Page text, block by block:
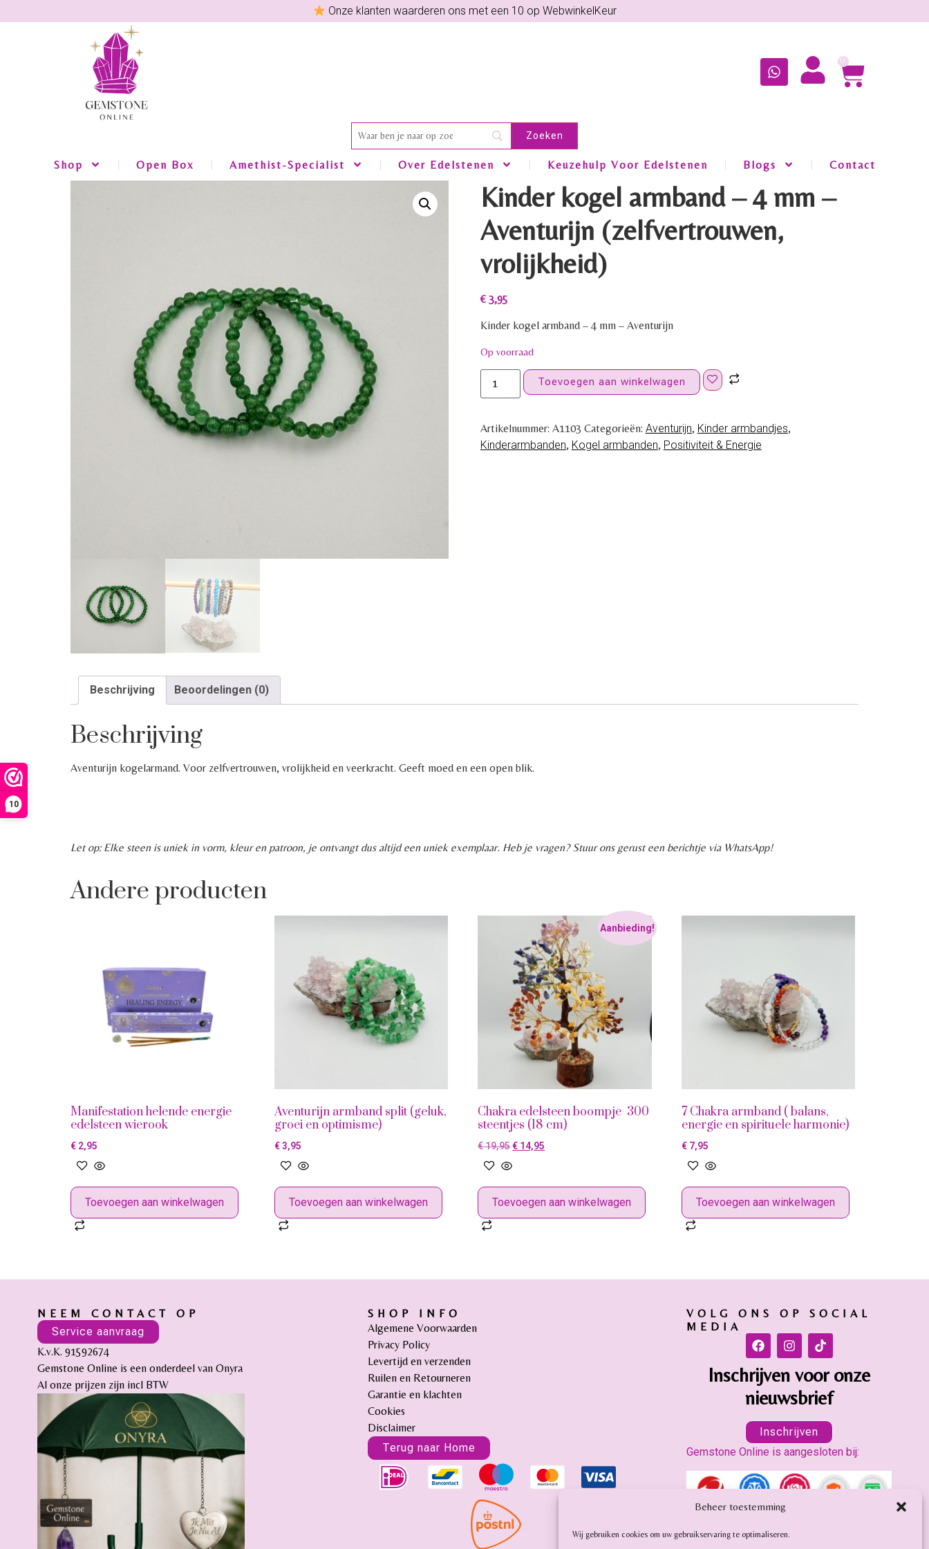
10
Beheer toestemming
Wij gebruiken cookies om uw gebruikservaring te optimaliseren.
Onze klanten waarderen ons met een 10 op WebwinkelKeur
0
Shop Open Box Amethist-Specialist Over Edelstenen Keuzehulp Voor Edelstenen Blogs Contact
Kinder kogel armband – 4 mm –
Aventurijn (zelfvertrouwen,
vrolijkheid)
€3,95
Kinder kogel armband – 4 mm – Aventurijn
Op voorraad
Toevoegen aan winkelwagen
Artikelnummer: A1103 Categorieën: Aventurijn, Kinder armbandjes,
Kinderarmbanden, Kogel armbanden, Positiviteit & Energie
Beschrijving Beoordelingen (0)
Beschrijving
Aventurijn kogelarmand. Voor zelfvertrouwen, vrolijkheid en veerkracht. Geeft moed en een open blik.
Let op: Elke steen is uniek in vorm, kleur en patroon, je ontvangt dus altijd een uniek exemplaar. Heb je vragen? Stuur ons gerust een berichtje via WhatsApp!
Andere producten
Manifestation helende energie
edelsteen wierook
€ 2,95
Toevoegen aan winkelwagen
Aventurijn armband split (geluk,
groei en optimisme)
€3,95
Toevoegen aan winkelwagen
Aanbieding!
Chakra edelsteen boompje 300
steentjes (18 cm)
€19,95€ 14,95
Toevoegen aan winkelwagen
7 Chakra armband ( balans,
energie en spirituele harmonie)
€ 7,95
Toevoegen aan winkelwagen
NEEM CONTACT OP
Service aanvraag
K.v.K. 91592674
Gemstone Online is een onderdeel van Onyra
Al onze prijzen zijn incl BTW
SHOP INFO
Algemene Voorwaarden
Privacy Policy
Levertijd en verzenden
Ruilen en Retourneren
Garantie en klachten
Cookies
Disclaimer
Terug naar Home
VOLG ONS OP SOCIAL
MEDIA
Inschrijven voor onze
nieuwsbrief
Inschrijven
Gemstone Online is aangesloten bij: